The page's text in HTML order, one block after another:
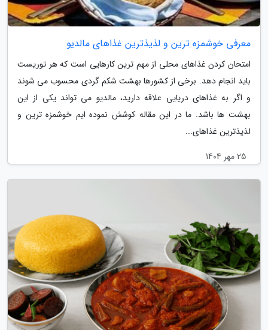
معرفی خوشمزه ترین و لذیذترین غذاهای مالدیو
امتحان کردن غذاهای محلی از مهم ترین کارهایی است که هر توریست
باید انجام دهد. برخی از کشورها بهشت شکم گردی محسوب می شوند
و اگر به غذاهای دریایی علاقه دارید، مالدیو می تواند یکی از این
بهشت ها باشد. ما در این مقاله کوشش نموده ایم خوشمزه ترین و
لذیذترین غذاهای...
25 مهر 1404